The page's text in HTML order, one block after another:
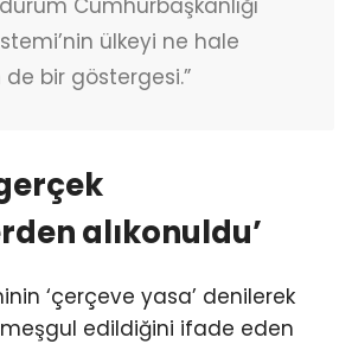
Cumhurbaşkanlığı
ülkeyi ne hale
bir göstergesi.”
alıkonuldu’
‘çerçeve yasa’ denilerek
edildiğini ifade eden